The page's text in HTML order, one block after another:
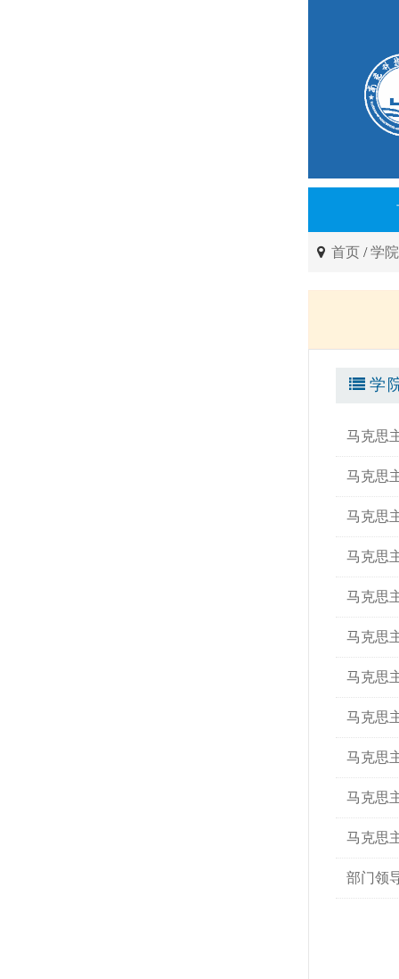
首页 /学
学
马克思
马克思
马克思
马克思
马克思
马克思
马克思
马克思
马克思
马克思
马克思
部门领